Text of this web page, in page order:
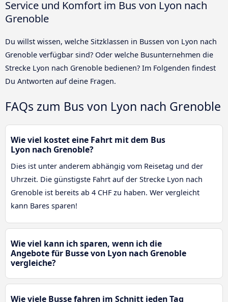
Service und Komfort im Bus von Lyon nach
Grenoble
Du willst wissen, welche Sitzklassen in Bussen von Lyon nach
Grenoble verfügbar sind? Oder welche Busunternehmen die
Strecke Lyon nach Grenoble bedienen? Im Folgenden findest
Du Antworten auf deine Fragen.
FAQs zum Bus von Lyon nach Grenoble
Wie viel kostet eine Fahrt mit dem Bus
Lyon nach Grenoble?
Dies ist unter anderem abhängig vom Reisetag und der
Uhrzeit. Die günstigste Fahrt auf der Strecke Lyon nach
Grenoble ist bereits ab 4 CHF zu haben. Wer vergleicht
kann Bares sparen!
Wie viel kann ich sparen, wenn ich die
Angebote für Busse von Lyon nach Grenoble
vergleiche?
Wie viele Busse fahren im Schnitt jeden Tag